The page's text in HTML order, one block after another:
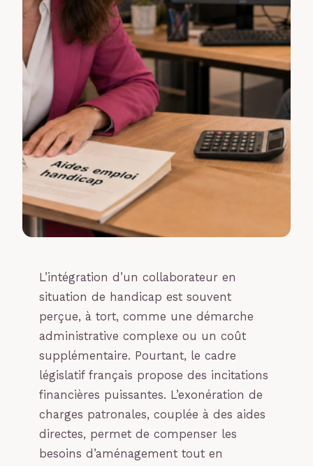
L’intégration d’un collaborateur en
situation de handicap est souvent
perçue, à tort, comme une démarche
administrative complexe ou un coût
supplémentaire. Pourtant, le cadre
législatif français propose des incitations
financières puissantes. L’exonération de
charges patronales, couplée à des aides
directes, permet de compenser les
besoins d’aménagement tout en